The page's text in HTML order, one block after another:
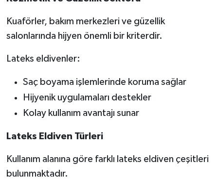
Kuaförler, bakım merkezleri ve güzellik
salonlarında hijyen önemli bir kriterdir.
Lateks eldivenler:
Saç boyama işlemlerinde koruma sağlar
Hijyenik uygulamaları destekler
Kolay kullanım avantajı sunar
Lateks Eldiven Türleri
Kullanım alanına göre farklı lateks eldiven çeşitleri
bulunmaktadır.